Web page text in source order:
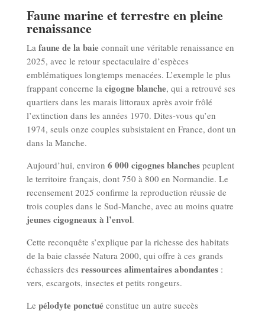
Faune marine et terrestre en pleine
renaissance
La faune de la baie connaît une véritable renaissance en
2025, avec le retour spectaculaire d’espèces
emblématiques longtemps menacées. L’exemple le plus
frappant concerne la cigogne blanche, qui a retrouvé ses
quartiers dans les marais littoraux après avoir frôlé
l’extinction dans les années 1970. Dites-vous qu’en
1974, seuls onze couples subsistaient en France, dont un
dans la Manche.
Aujourd’hui, environ 6 000 cigognes blanchespeuplent
le territoire français, dont 750 à 800 en Normandie. Le
recensement 2025 confirme la reproduction réussie de
trois couples dans le Sud-Manche, avec au moins quatre
jeunes cigogneaux à l’envol.
Cette reconquête s’explique par la richesse des habitats
de la baie classée Natura 2000, qui offre à ces grands
échassiers des ressources alimentaires abondantes:
vers, escargots, insectes et petits rongeurs.
Le pélodyte ponctué constitue un autre succès